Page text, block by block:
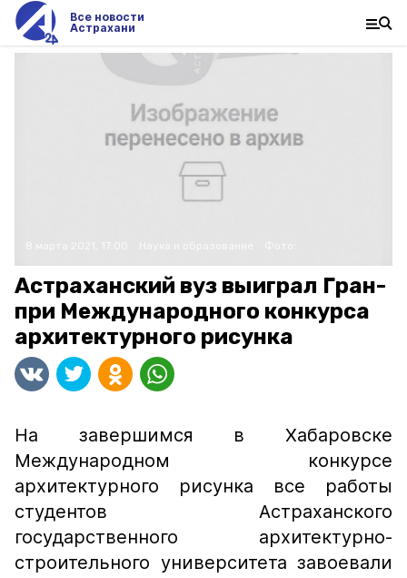
Все новости
Астрахани
Астраханский вуз выиграл Гран-
при Международного конкурса
архитектурного рисунка
На завершимся в Хабаровске
Международном конкурсе
архитектурного рисунка все работы
студентов Астраханского
государственного архитектурно-
строительного университета завоевали